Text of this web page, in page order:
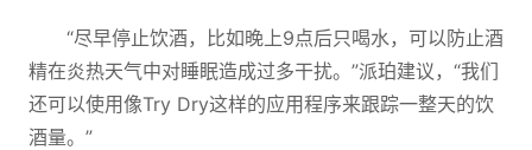
“尽早停止饮酒，比如晚上9点后只喝水，可以防止酒
精在炎热天气中对睡眠造成过多干扰。”派珀建议，“我们
还可以使用像Try Dry这样的应用程序来跟踪一整天的饮
酒量。”